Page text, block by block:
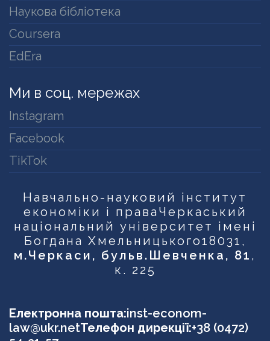
Наукова бібліотека
Coursera
EdEra
Ми в соц. мережах
Instagram
Facebook
TikTok
Навчально-науковий інститут
економіки і права Черкаський
національний університет імені
Богдана Хмельницького18031,
м.Черкаси, бульв.Шевченка, 81 ,
к. 225
Електронна пошта:inst-econom-
law@ukr.netТелефон дирекції:+38 (0472)